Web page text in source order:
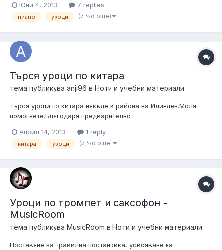
спънки, които все още не мога да преодолея и силно се
нуждая от човек, който би могъл да ми помогне да ги
Юни 4, 2013 7 replies
пиано уроци (и %d още)
Търся уроци по китара
тема публикува anji96 в Ноти и учебни материали
Търся уроци по китара някъде в района на Илинден.Моля
помогнете.Благодаря предварително
Април 14, 2013 1 reply
китара уроци (и %d още)
Уроци по тромпет и саксофон -
MusicRoom
тема публикува MusicRoom в Ноти и учебни материали
Поставяне на правилна постановка, усвояване на